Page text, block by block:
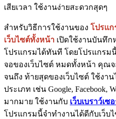
เสียเวลา ใช้งานง่ายสะดวกสุดๆ
สำหรับวิธีการใช้งานของ โปรแก
เว็บไซต์ทั้งหน้า เปิดใช้งานบันทึก
โปรแกรมได้ทันที โดยโปรแกร
จอของเว็บไซต์ หมดทั้งหน้า คุณจ
จนถึง ท้ายสุดของเว็บไซต์ ใช้งา
ประเภท เช่น Google, Facebook,
มากมาย ใช้งานกับ เว็บเบราว์เซ
โปรแกรมนี้จำทำงานได้ดีกับเว็บ